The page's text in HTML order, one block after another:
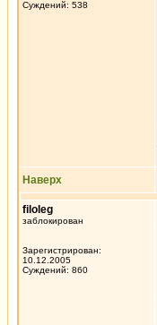
Суждений: 538
Наверх
filoleg
заблокирован
Зарегистрирован:
10.12.2005
Суждений: 860